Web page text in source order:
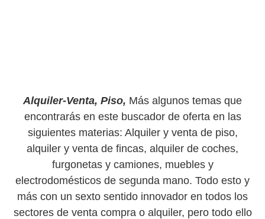
Alquiler-Venta, Piso, Más algunos temas que
encontrarás en este buscador de oferta en las
siguientes materias: Alquiler y venta de piso,
alquiler y venta de fincas, alquiler de coches,
furgonetas y camiones, muebles y
electrodomésticos de segunda mano. Todo esto y
más con un sexto sentido innovador en todos los
sectores de venta compra o alquiler, pero todo ello